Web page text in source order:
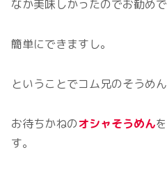
なか美味しかったのでお勧めで
簡単にできますし。
ということでコム兄のそうめ
お待ちかねのオシャそうめん
す。